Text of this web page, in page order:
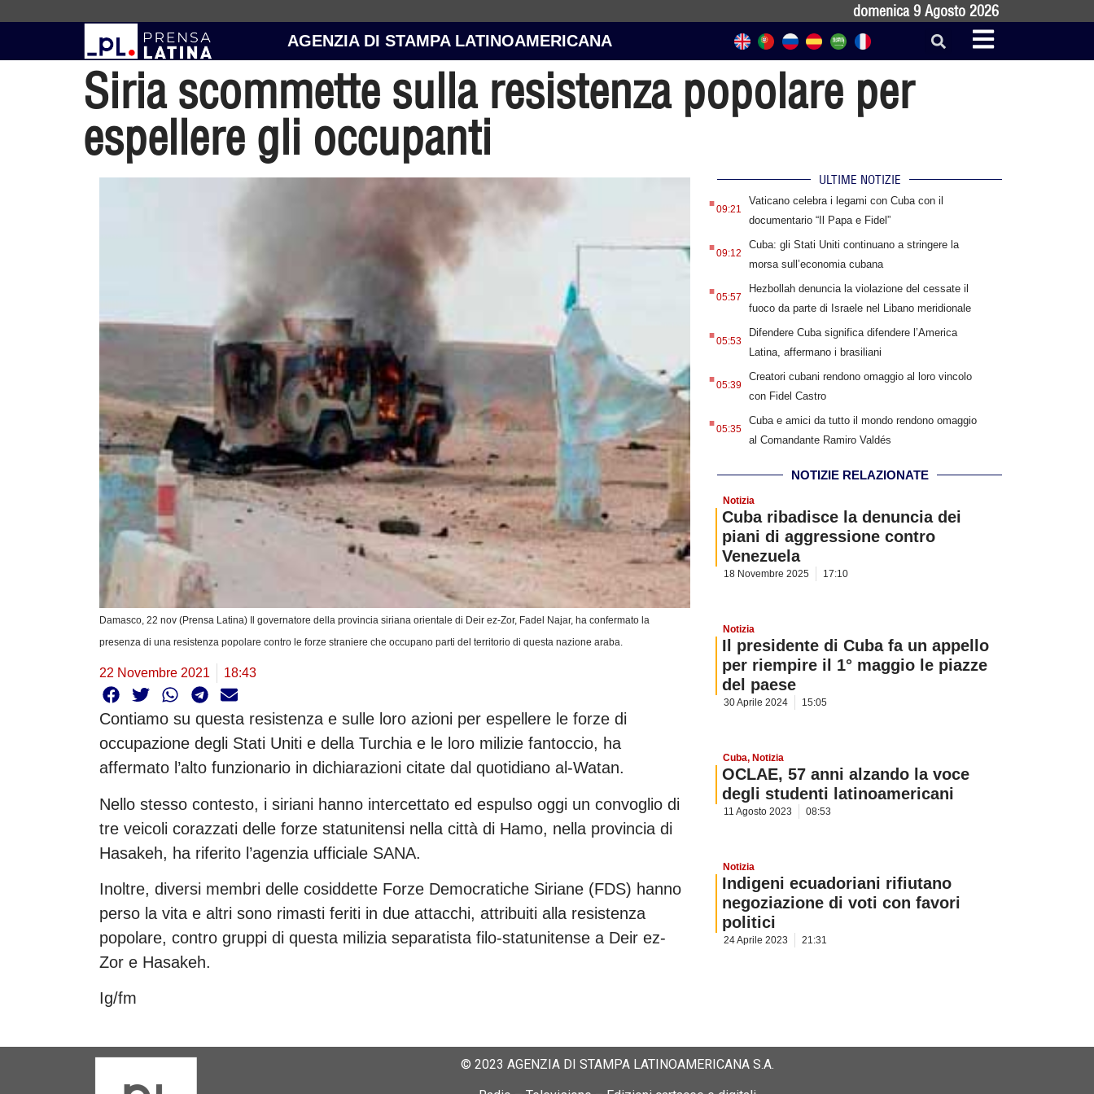
domenica 9 Agosto 2026
AGENZIA DI STAMPA LATINOAMERICANA
Siria scommette sulla resistenza popolare per
espellere gli occupanti
Damasco, 22 nov (Prensa Latina) Il governatore della provincia siriana orientale di Deir ez-Zor, Fadel Najar, ha confermato la
presenza di una resistenza popolare contro le forze straniere che occupano parti del territorio di questa nazione araba.
22 Novembre 2021 18:43
Contiamo su questa resistenza e sulle loro azioni per espellere le forze di
occupazione degli Stati Uniti e della Turchia e le loro milizie fantoccio, ha
affermato l’alto funzionario in dichiarazioni citate dal quotidiano al-Watan.
Nello stesso contesto, i siriani hanno intercettato ed espulso oggi un convoglio di
tre veicoli corazzati delle forze statunitensi nella città di Hamo, nella provincia di
Hasakeh, ha riferito l’agenzia ufficiale SANA.
Inoltre, diversi membri delle cosiddette Forze Democratiche Siriane (FDS) hanno
perso la vita e altri sono rimasti feriti in due attacchi, attribuiti alla resistenza
popolare, contro gruppi di questa milizia separatista filo-statunitense a Deir ez-
Zor e Hasakeh.
Ig/fm
ULTIME NOTIZIE
.09:21
Vaticano celebra i legami con Cuba con il
documentario “Il Papa e Fidel”
.09:12
Cuba: gli Stati Uniti continuano a stringere la
morsa sull’economia cubana
.05:57
Hezbollah denuncia la violazione del cessate il
fuoco da parte di Israele nel Libano meridionale
.05:53
Difendere Cuba significa difendere l’America
Latina, affermano i brasiliani
.05:39
Creatori cubani rendono omaggio al loro vincolo
con Fidel Castro
.05:35
Cuba e amici da tutto il mondo rendono omaggio
al Comandante Ramiro Valdés
NOTIZIE RELAZIONATE
Notizia
Cuba ribadisce la denuncia dei
piani di aggressione contro
Venezuela
18 Novembre 2025 17:10
Notizia
Il presidente di Cuba fa un appello
per riempire il 1° maggio le piazze
del paese
30 Aprile 2024 15:05
Cuba, Notizia
OCLAE, 57 anni alzando la voce
degli studenti latinoamericani
11 Agosto 2023 08:53
Notizia
Indigeni ecuadoriani rifiutano
negoziazione di voti con favori
politici
24 Aprile 2023 21:31
© 2023 AGENZIA DI STAMPA LATINOAMERICANA S.A.